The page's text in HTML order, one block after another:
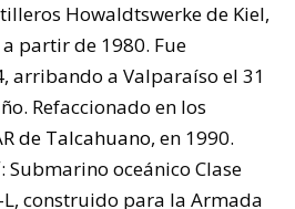
Howaldtswerke de Kiel,
partir de 1980. Fue
arribando a Valparaí­so el 31
Refaccionado en los
de Talcahuano, en 1990.
: Submarino oceánico Clase
construido para la Armada